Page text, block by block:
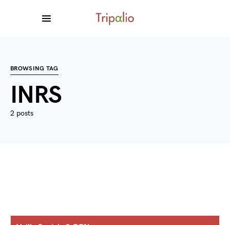
BROWSING TAG
INRS
2 posts